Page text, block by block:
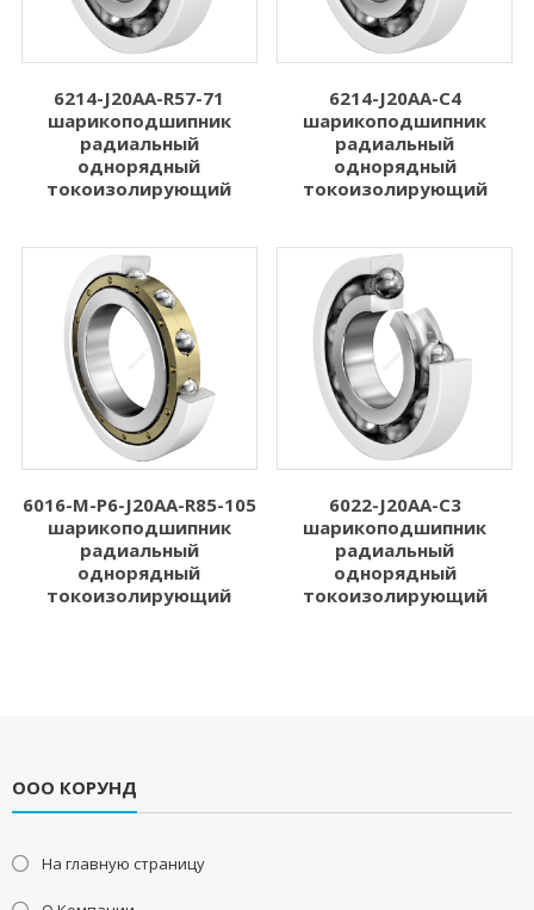
6214-J20AA-R57-71
шарикоподшипник
радиальный
однорядный
токоизолирующий
6214-J20AA-C4
шарикоподшипник
радиальный
однорядный
токоизолирующий
6016-M-P6-J20AA-R85-105
шарикоподшипник
радиальный
однорядный
токоизолирующий
6022-J20AA-C3
шарикоподшипник
радиальный
однорядный
токоизолирующий
ООО КОРУНД
На главную страницу